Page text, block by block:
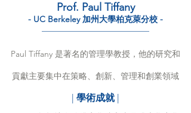
Prof. Paul Tiffany
- UC Berkeley 加州大學柏克萊分校 -
———————————————
Paul Tiffany 是著名的管理學教授，他的研究和
貢獻主要集中在策略、創新、管理和創業領域
學術成就 |